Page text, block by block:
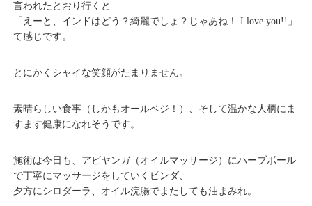
言われたとおり行くと
「えーと、インドはどう？綺麗でしょ？じゃあね！ I love you!!」
て感じです。
とにかくシャイな笑顔がたまりません。
素晴らしい食事（しかもオールベジ！）、そして温かな人柄にま
すます健康になれそうです。
施術は今日も、アビヤンガ（オイルマッサージ）にハーブボール
で丁寧にマッサージをしていくピンダ、
夕方にシロダーラ、オイル浣腸でまたしても油まみれ。